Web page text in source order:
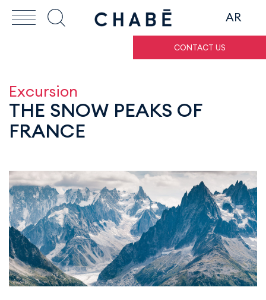
AR
CONTACT US
Excursion
THE SNOW PEAKS OF
FRANCE